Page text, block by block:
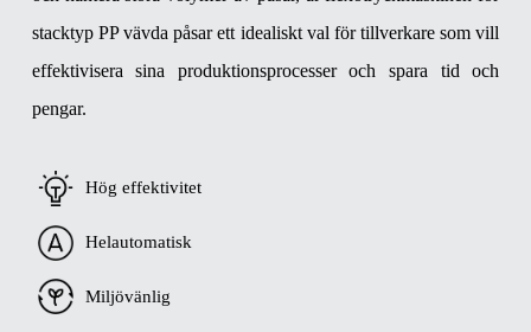
stacktyp PP vävda påsar ett idealiskt val för tillverkare som vill
effektivisera sina produktionsprocesser och spara tid och
pengar.
Hög effektivitet
Helautomatisk
Miljövänlig